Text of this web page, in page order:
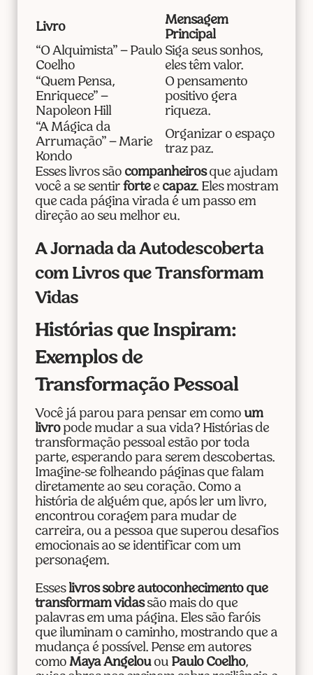
Livro
Mensagem
Principal
“O Alquimista” – Paulo
Coelho
Siga seus sonhos,
eles têm valor.
“Quem Pensa,
Enriquece” –
Napoleon Hill
O pensamento
positivo gera
riqueza.
“A Mágica da
Arrumação” – Marie
Kondo
Organizar o espaço
traz paz.
Esses livros são companheirosque ajudam
você a se sentir fortee capaz. Eles mostram
que cada página virada é um passo em
direção ao seu melhor eu.
A Jornada da Autodescoberta
com Livros que Transformam
Vidas
Histórias que Inspiram:
Exemplos de
Transformação Pessoal
Você já parou para pensar em como um
livropode mudar a sua vida? Histórias de
transformação pessoal estão por toda
parte, esperando para serem descobertas.
Imagine-se folheando páginas que falam
diretamente ao seu coração. Como a
história de alguém que, após ler um livro,
encontrou coragem para mudar de
carreira, ou a pessoa que superou desafios
emocionais ao se identificar com um
personagem.
Esses livros sobre autoconhecimento que
transformam vidassão mais do que
palavras em uma página. Eles são faróis
que iluminam o caminho, mostrando que a
mudança é possível. Pense em autores
como Maya Angelouou Paulo Coelho,